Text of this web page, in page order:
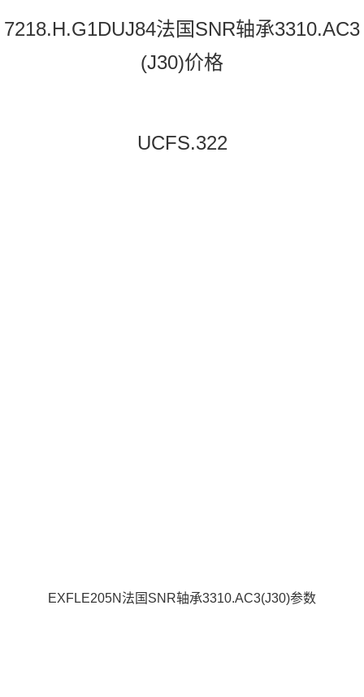
7218.H.G1DUJ84法国SNR轴承3310.AC3
(J30)价格
UCFS.322
EXFLE205N法国SNR轴承3310.AC3(J30)参数